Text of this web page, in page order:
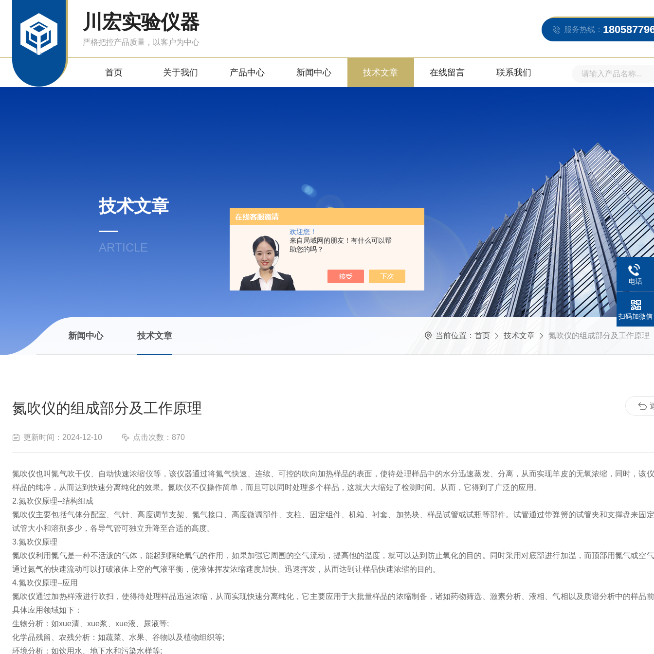
欢迎您！
来自局域网的朋友！有什么可以帮
助您的吗？
川宏实验仪器
严格把控产品质量，以客户为中心
服务热线：
首页 关于我们 产品中心 新闻中心 技术文章 在线留言 联系我们
技术文章
ARTICLE
新闻中心 技术文章 当前位置： 首页 技术文章 氮吹仪的组成部分及工作原理
氮吹仪的组成部分及工作原理
更新时间：2024-12-10 点击次数：870
氮吹仪也叫氮气吹干仪、自动快速浓缩仪等，该仪器通过将氮气快速、连续、可控的吹向加热样品的表面，使待处理样品中的水分迅速蒸发、分离，从而实现羊皮的无氧浓缩，同时，该
样品的纯净，从而达到快速分离纯化的效果。氮吹仪不仅操作简单，而且可以同时处理多个样品，这就大大缩短了检测时间。从而，它得到了广泛的应用。
2.氮吹仪原理--结构组成
氮吹仪主要包括气体分配室、气针、高度调节支架、氮气接口、高度微调部件、支柱、固定组件、机箱、衬套、加热块、样品试管或试瓶等部件。试管通过带弹簧的试管夹和支撑盘来固
试管大小和溶剂多少，各导气管可独立升降至合适的高度。
3.氮吹仪原理
氮吹仪利用氮气是一种不活泼的气体，能起到隔绝氧气的作用，如果加强它周围的空气流动，提高他的温度，就可以达到防止氧化的目的。同时采用对底部进行加温，而顶部用氮气或空
通过氮气的快速流动可以打破液体上空的气液平衡，使液体挥发浓缩速度加快、迅速挥发，从而达到让样品快速浓缩的目的。
4.氮吹仪原理--应用
氮吹仪通过加热样液进行吹扫，使得待处理样品迅速浓缩，从而实现快速分离纯化，它主要应用于大批量样品的浓缩制备，诸如药物筛选、激素分析、液相、气相以及质谱分析中的样品
具体应用领域如下：
生物分析：如xue清、xue浆、xue液、尿液等;
化学品残留、农残分析：如蔬菜、水果、谷物以及植物组织等;
环境分析：如饮用水、地下水和污染水样等;
电话
扫码加微信